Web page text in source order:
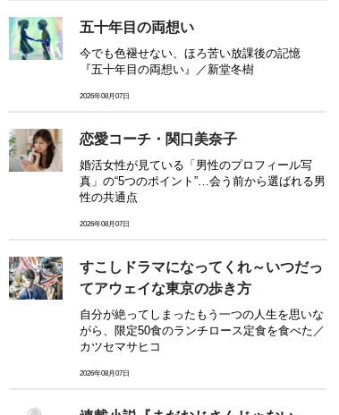
五十年目の両想い
今でも色褪せない、ほろ苦い放課後の記憶
『五十年目の両想い』／新堂冬樹
2026年08月07日
恋愛コーチ・関口美奈子
婚活女性が見ている「男性のプロフィール写
真」の“5つのポイント”…会う前から選ばれる男
性の共通点
2026年08月07日
すこしドラマになってくれ～いつだっ
てアウェイな東京の歩き方
自分が絶ってしまったもう一つの人生を思いな
がら、限定50食のランチロース定食を食べた／
カツセマサヒコ
2026年08月07日